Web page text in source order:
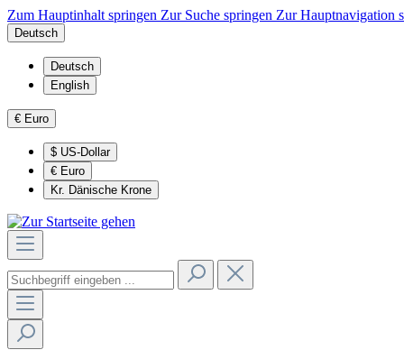
Zum Hauptinhalt springen Zur Suche springen Zur Hauptnavigation
Deutsch
Deutsch
English
€ Euro
$ US-Dollar
€ Euro
Kr. Dänische Krone